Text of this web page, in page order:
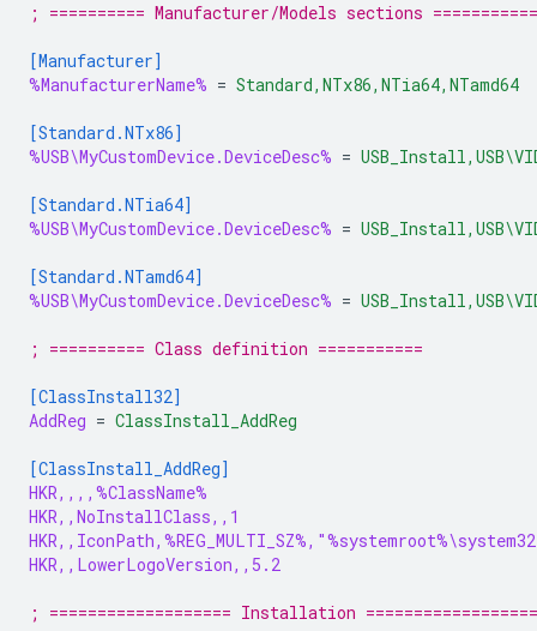
; ========== Manufacturer/Models sections ===========
[Manufacturer]
%ManufacturerName% = Standard,NTx86,NTia64,NTamd64
[Standard.NTx86]
%USB\MyCustomDevice.DeviceDesc% =
[Standard.NTia64]
%USB\MyCustomDevice.DeviceDesc% =
[Standard.NTamd64]
%USB\MyCustomDevice.DeviceDesc% =
; ========== Class definition ===========
[ClassInstall32]
AddReg = ClassInstall_AddReg
[ClassInstall_AddReg]
HKR,,,,%ClassName%
HKR,,NoInstallClass,,1
HKR,,LowerLogoVersion,,5.2
; =================== Installation